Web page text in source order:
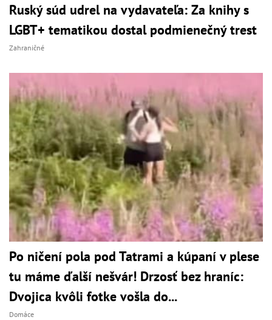
Ruský súd udrel na vydavateľa: Za knihy s
LGBT+ tematikou dostal podmienečný trest
Zahraničné
Po ničení pola pod Tatrami a kúpaní v plese
tu máme ďalší nešvár! Drzosť bez hraníc:
Dvojica kvôli fotke vošla do...
Domáce